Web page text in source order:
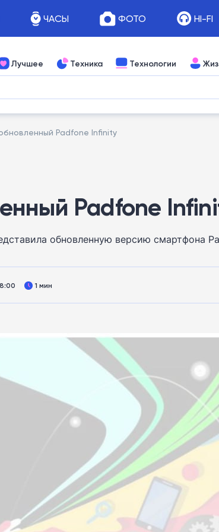
ЧАСЫ ФОТО HI-FI
Лучшее Техника Технологии
Padfone Infinity
Padfone
обновленную версию смартфона
1 мин